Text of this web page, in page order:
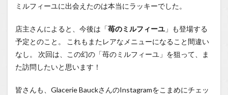
ミルフィーユに出会えたのは本当にラッキーでした。
店主さんによると、今後は「苺のミルフィーユ 」も登場する
予定とのこと。 これもまたレアなメニューになること間違い
なし。 次回は、この幻の「苺のミルフィーユ」を狙って、ま
た訪問したいと思います！
皆さんも、Glacerie BauckさんのInstagramをこまめにチェッ